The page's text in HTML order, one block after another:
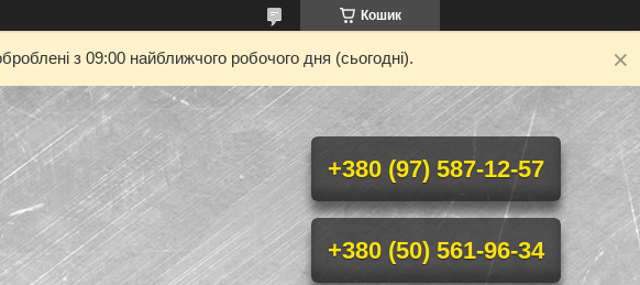
Кошик
з 09:00 найближчого робочого дня (сьогодні).
+380 (97) 587-12-57
+380 (50) 561-96-34